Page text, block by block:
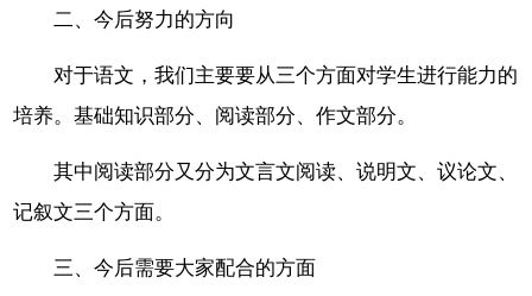
二、今后努力的方向
对于语文，我们主要要从三个方面对学生进行能力的
培养。基础知识部分、阅读部分、作文部分。
其中阅读部分又分为文言文阅读、说明文、议论文、
记叙文三个方面。
三、今后需要大家配合的方面